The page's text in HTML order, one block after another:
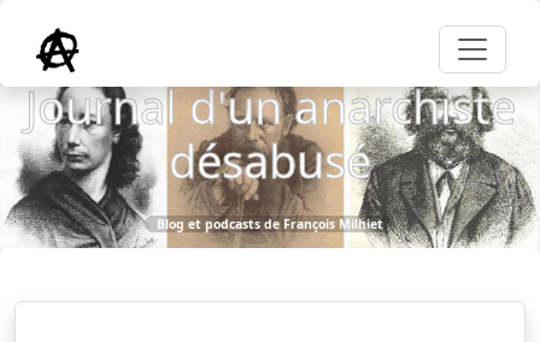
Journal d'un anarchiste
désabusé
Blog et podcasts de François Milhiet